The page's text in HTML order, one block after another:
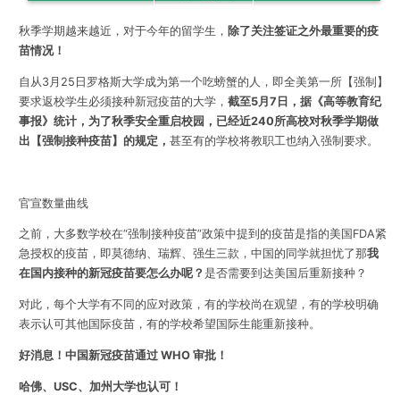
秋季学期越来越近， 对于今年的留学生， 除了关注签证之外最重要的疫
苗情况！
自从3月25日罗格斯大学成为第一个吃螃蟹的人，即全美第一所【强制】
要求返校学生必须接种新冠疫苗的大学， 截至5月7日，据《高等教育纪
事报》统计，为了秋季安全重启校园，已经近240所高校对秋季学期做
出【强制接种疫苗】的规定， 甚至有的学校将教职工也纳入强制要求。
官宣数量曲线
之前，大多数学校在“强制接种疫苗”政策中提到的疫苗是指的美国FDA紧
急授权的疫苗，即莫德纳、瑞辉、强生三款，中国的同学就担忧了那我
在国内接种的新冠疫苗要怎么办呢？ 是否需要到达美国后重新接种？
对此，每个大学有不同的应对政策，有的学校尚在观望，有的学校明确
表示认可其他国际疫苗，有的学校希望国际生能重新接种。
好消息！中国新冠疫苗通过 WHO 审批！
哈佛、USC、加州大学也认可！